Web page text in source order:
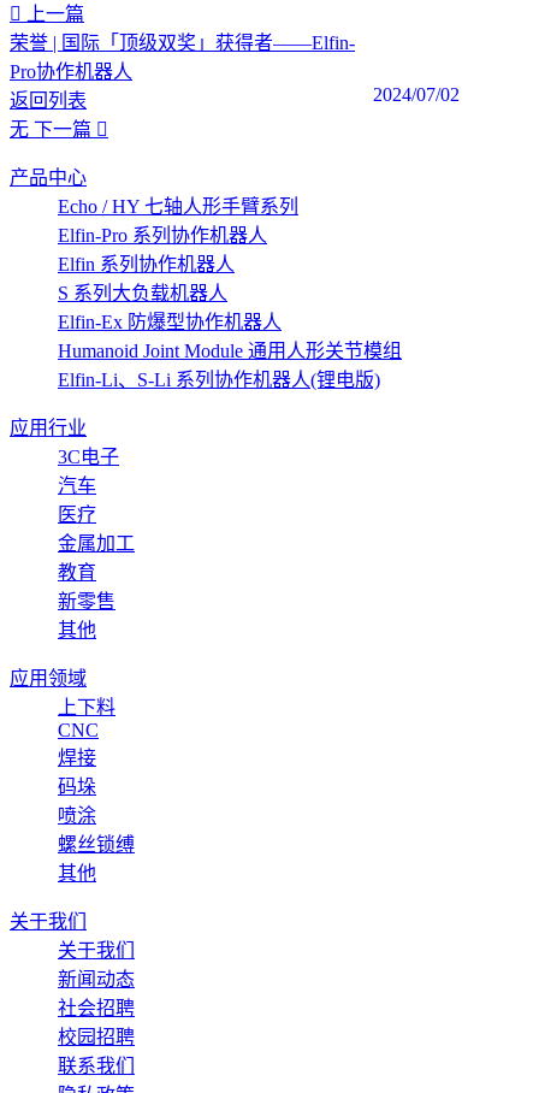
上一篇
荣誉 | 国际「顶级双奖」获得者——Elfin-
Pro协作机器人
2024/07/02
返回列表
无 下一篇
产品中心
Echo / HY 七轴人形手臂系列
Elfin-Pro 系列协作机器人
Elfin 系列协作机器人
S 系列大负载机器人
Elfin-Ex 防爆型协作机器人
Humanoid Joint Module 通用人形关节模组
Elfin-Li、S-Li 系列协作机器人(锂电版)
应用行业
3C电子
汽车
医疗
金属加工
教育
新零售
其他
应用领域
上下料
CNC
焊接
码垛
喷涂
螺丝锁缚
其他
关于我们
关于我们
新闻动态
社会招聘
校园招聘
联系我们